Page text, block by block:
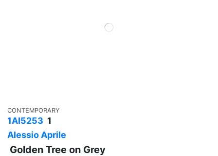
CONTEMPORARY
1AI5253 1
Alessio Aprile
Golden Tree on Grey